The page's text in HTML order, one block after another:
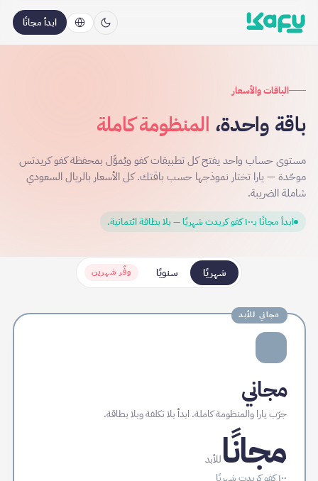
ابدأ مجانًا
الباقات والأسعار
باقة واحدة، المنظومة كاملة
مستوى حساب واحد يفتح كل تطبيقات كفو ويُموَّل بمحفظة كفو كريدتس
موحّدة — يارا تختار نموذجها حسب باقتك. كل الأسعار بالريال السعودي
شاملة الضريبة.
ابدأ مجانًا بـ١٠٠ كفو كريدت شهريًا — بلا بطاقة ائتمانية.
شهريًا سنويًا وفّر شهرين
مجاني للأبد
مجاني
جرّب يارا والمنظومة كاملة. ابدأ بلا تكلفة وبلا بطاقة.
مجانًاللأبد
١٠٠ كفو كريدت شهريًا